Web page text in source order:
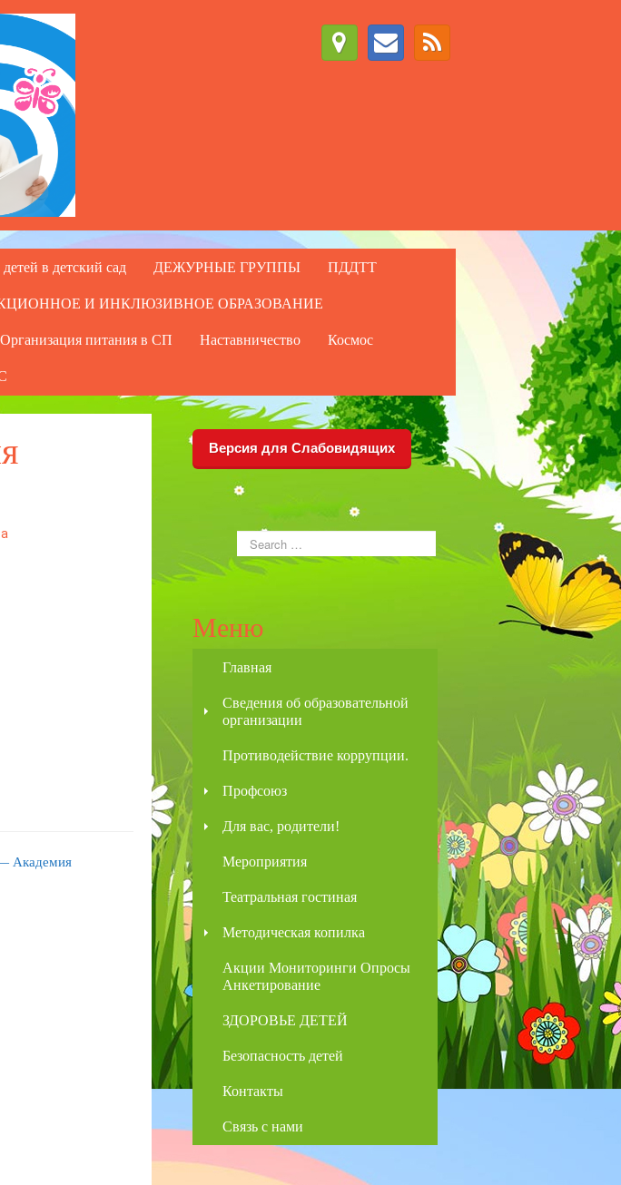
в детский сад ДЕЖУРНЫЕ ГРУППЫ ПДДТТ
И ИНКЛЮЗИВНОЕ ОБРАЗОВАНИЕ
Организация питания в СП Наставничество Космос
Академия
Версия для Слабовидящих
Меню
Главная
Сведения об образовательной
организации
Противодействие коррупции.
Профсоюз
Для вас, родители!
Мероприятия
Театральная гостиная
Методическая копилка
Акции Мониторинги Опросы
Анкетирование
ЗДОРОВЬЕ ДЕТЕЙ
Безопасность детей
Контакты
Связь с нами